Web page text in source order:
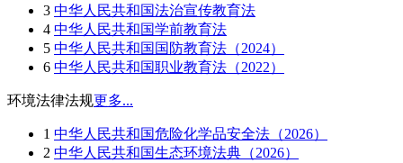
3 中华人民共和国法治宣传教育法
4 中华人民共和国学前教育法
5 中华人民共和国国防教育法（2024）
6 中华人民共和国职业教育法（2022）
环境法律法规更多...
1 中华人民共和国危险化学品安全法（2026）
2 中华人民共和国生态环境法典（2026）